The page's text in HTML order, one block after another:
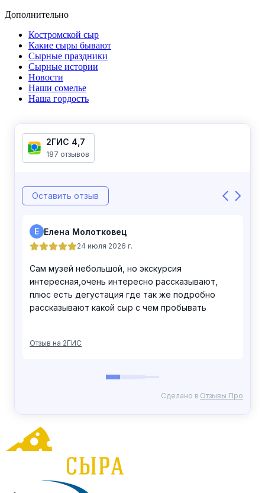
Дополнительно
Костромской сыр
Какие сыры бывают
Сырные праздники
Сырные истории
Новости
Наши сомелье
Наша гордость